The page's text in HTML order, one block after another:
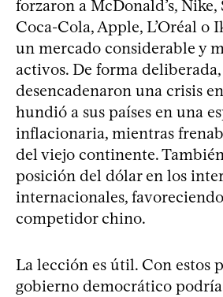
forzaron a McDonald’s, Nike,
Coca-Cola, Apple, L’Oréal o
un mercado considerable y
activos. De forma deliberada,
desencadenaron una crisis
hundió a sus países en una
inflacionaria, mientras
del viejo continente.
posición del dólar en los
internacionales,
competidor chino.
La lección es útil. Con estos
gobierno democrático